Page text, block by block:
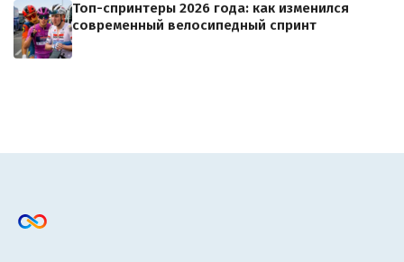
Топ-спринтеры 2026 года: как изменился
современный велосипедный спринт